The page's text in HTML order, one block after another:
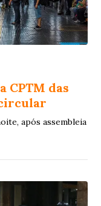
CPTM das
circular
após assembleia